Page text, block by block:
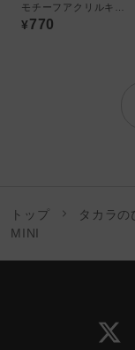
¥770
トップ タカラの
MINI